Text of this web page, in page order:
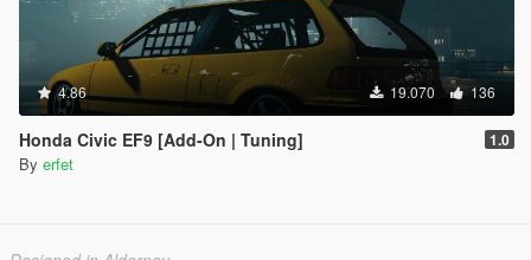
4.86 19.070 136
Honda Civic EF9 [Add-On | Tuning] 1.0
By erfet